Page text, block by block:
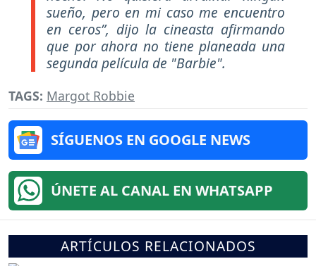
sueño, pero en mi caso me encuentro
en ceros”, dijo la cineasta afirmando
que por ahora no tiene planeada una
segunda película de "Barbie".
TAGS: Margot Robbie
SÍGUENOS EN GOOGLE NEWS
ÚNETE AL CANAL EN WHATSAPP
ARTÍCULOS RELACIONADOS